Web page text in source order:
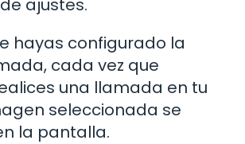
ajustes.
hayas configurado la
cada vez que
una llamada en tu
seleccionada se
la pantalla.